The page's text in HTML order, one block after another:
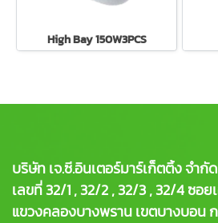
High Bay 150W3PCS
บริษัท เจ.ซี.อินเตอร์มาร์เก็ตติ้ง จำกัด
เลขที่ 32/1 , 32/2 , 32/3 , 32/4 ซอ
แขวงคลองบางพราน เขตบางบอน